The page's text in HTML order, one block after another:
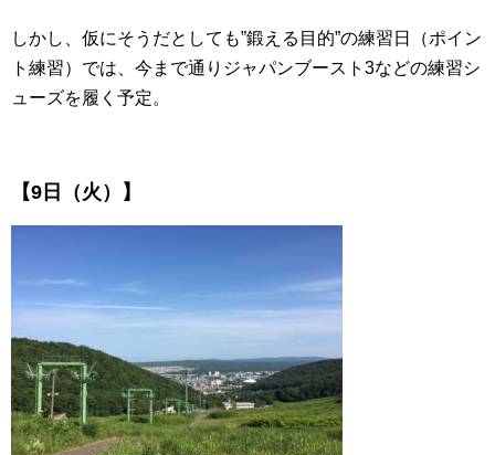
しかし、仮にそうだとしても”鍛える目的”の練習日（ポイン
ト練習）では、今まで通りジャパンブースト3などの練習シ
ューズを履く予定。
【9日（火）】